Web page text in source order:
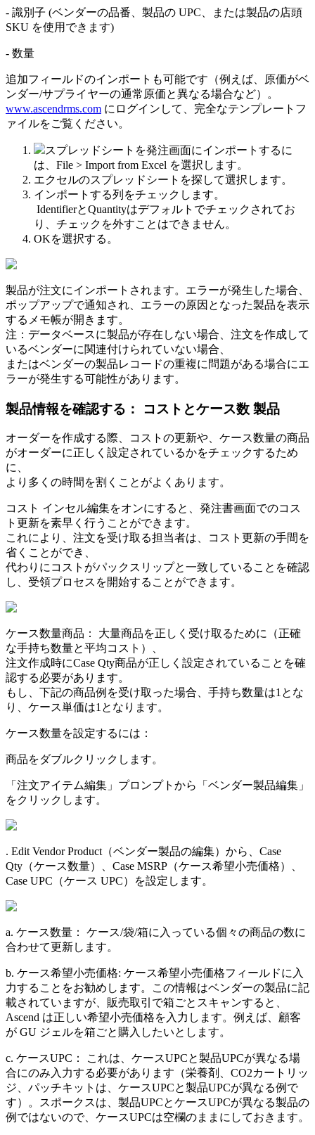
- 識別 子 (ベンダーの品番 製品の UPC ま たは製品の店頭
SKU を使用 でき ま す)
- 数量
追加フ ィ ール ドのイ ンポー ト も可能です （例 え ば 原価がベ
ンダー/サプライ ヤーの通常 原価と異なる場合など）
。
www.ascendrms.com に ロ グイ ン して 完全なテンプレー ト フ
ァイ ルをご覧 く ださ い。
スプレ ッ ド シー ト を発注画面にイ ンポー ト するに
は
File > Import from Excel を選択 し ま す。
エクセルのスプレ ッ ド シー ト を探 して選択 し ま す。
イ ンポー ト する列 をチ ェ ッ ク し ま す。
IdentifierとQuantityはデフ ォ ル ト でチ ェ ッ ク されてお
り
チ ェ ッ ク を外すこ と はでき ま せん。
OKを選択する 。
製品が注文にイ ンポー ト されま す。 エラーが発生 した場合
ポップアップで通知され エラーの原因 と なった製品を表示
する メ モ帳が開 き ま す。
注 ： データベースに製品が存在 しない場合 注文を作成して
いるベンダーに関連付けられていない場合
ま たはベンダーの製品レ コ ー ドの重複に 問題がある場合にエ
ラーが発生する可能性があ り ま す。
製品情報を確認する ： コ ス ト とケース数 製品
オーダーを作成する際 コ ス ト の更新や ケース数量の商品
がオーダーに正 し く 設定されているかをチ ェ ッ クするため
に
よ り 多 く の時間 を割 く こ と がよ く あ り ま す。
コ ス ト イ ンセル編集をオンにする と 発注書画面でのコ ス
ト 更新を素早 く 行う こ と ができ ま す。
こ れに よ り 注文を受け取 る担当者は コ ス ト 更新の手間 を
省 く こ と ができ
代わ り に コ ス ト がパッ ク ス リ ップと一致している こ と を確認
し
受領プロ セス を開始する こ と ができ ま す。
ケース数量商品 ： 大量商品を正 し く 受け取 るために （正確
な手持ち数量と平均コ ス ト ）
注文作成時にCase Qty商品が正 し く 設定されている こ と を確
認する必要があ り ま す。
も し 下記の商品例 を受け取 った場合 手持ち数量は1 と な
り
ケース単価は1 と な り ま す。
ケース数量を設定するには ：
商品をダブルク リ ッ ク し ま す。
「 注文アイ テ ム編集 」 プロ ンプト から 「 ベンダー製品編集 」
をク リ ッ ク し ま す。
. Edit Vendor Product （ベンダー製品の編集） から
Case
Qty （ケース数量） Case MSRP （ケース希望小売価格）
Case UPC （ケース UPC） を設定 し ま す。
a. ケース数量 ： ケース/袋/箱に 入 っている個 々の商品の数に
合わせて更新し ま す。
b. ケース希望小売価格: ケース希望小売価格フ ィ ール ドに 入
力する こ と をお勧め し ま す。 こ の情報はベンダーの製品に記
載されてい ま すが 販売取引 で箱ごと スキ ャ ンする と
Ascend は正 しい希望小売価格を 入 力 し ま す。 例 え ば 顧客
が GU ジ ェ ルを箱ごと 購入 したいと し ま す。
c. ケースUPC ： こ れは ケースUPCと製品UPCが異なる場
合にのみ 入 力する必要があ り ま す （栄養剤 CO2カー ト リ ッ
ジ
パッチキ ッ ト は ケースUPCと製品UPCが異なる例 で
す） 。 スポーク スは 製品UPCとケースUPCが異なる製品の
例 ではないので、 ケースUPCは空欄のま ま に しておき ま す。